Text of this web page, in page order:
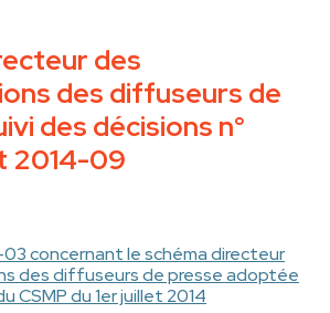
des
des diffuseurs de
des décisions n°
2014-09
03 concernant le schéma directeur
des diffuseurs de presse adoptée
CSMP du 1er juillet 2014